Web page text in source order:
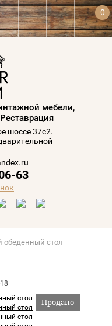
0
мебели,
шоссе 37с2.
63
обеденный стол
Продано